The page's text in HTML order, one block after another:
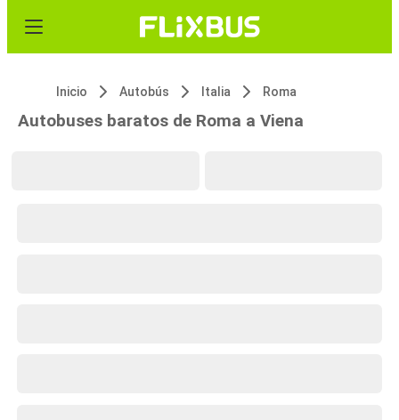
Inicio Autobús Italia Roma
Autobuses baratos de Roma a Viena